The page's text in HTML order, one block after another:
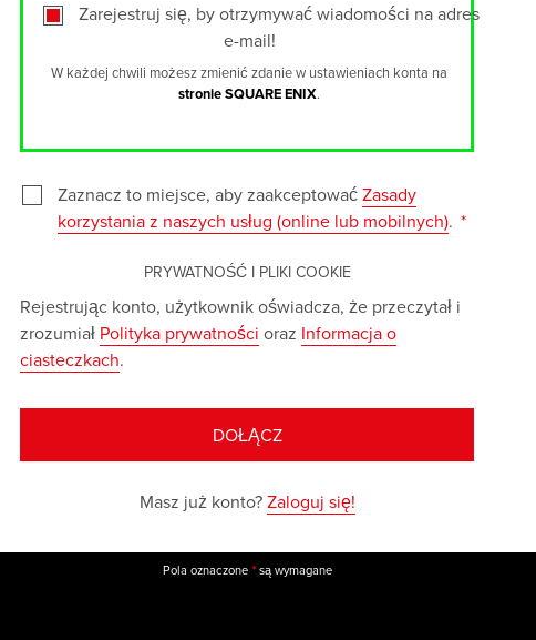
Pola oznaczone *są wymagane
Zarejestruj się, by otrzymywać wiadomości na adres
e-mail!
W każdej chwili możesz zmienić zdanie w ustawieniach konta na
stronie SQUARE ENIX.
Zaznacz to miejsce, aby zaakceptowaćZasady
korzystania z naszych usług (online lub mobilnych).
PRYWATNOŚĆ I PLIKI COOKIE
Rejestrując konto, użytkownik oświadcza, że przeczytał i
zrozumiał Polityka prywatności oraz Informacja o
ciasteczkach.
DOŁĄCZ
Masz już konto?Zaloguj się!